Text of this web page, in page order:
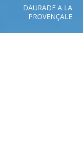
DAURADE A LA
PROVENÇALE